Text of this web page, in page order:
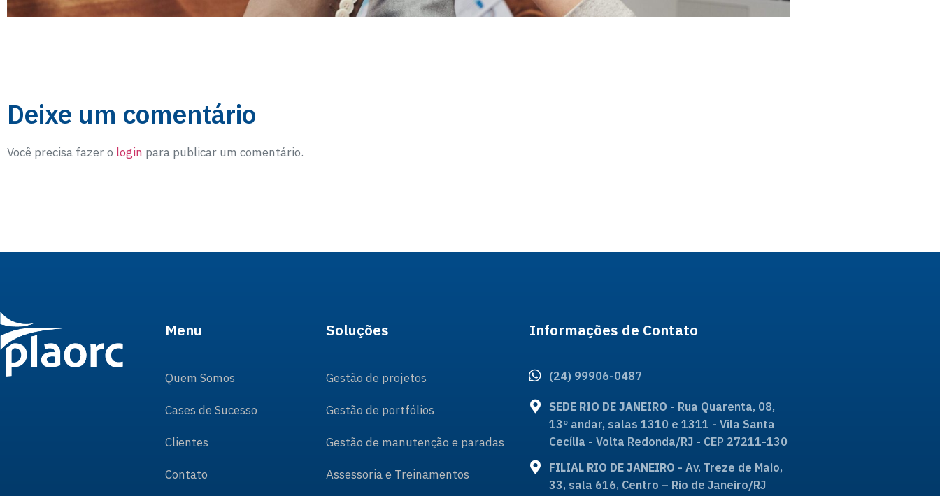
Deixe um comentário
Você precisa fazer o login para publicar um comentário.
Menu
Quem Somos
Cases de Sucesso
Clientes
Contato
Soluções
Gestão de projetos
Gestão de portfólios
Gestão de manutenção e paradas
Assessoria e Treinamentos
Informações de Contato
(24) 99906-0487
SEDE RIO DE JANEIRO - Rua Quarenta, 08,
13º andar, salas 1310 e 1311 - Vila Santa
Cecília - Volta Redonda/RJ - CEP 27211-130
FILIAL RIO DE JANEIRO - Av. Treze de Maio,
33, sala 616, Centro – Rio de Janeiro/RJ